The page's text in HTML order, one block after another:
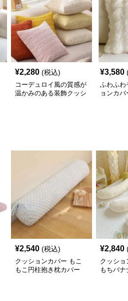
¥2,280 (税込)
コーデュロイ風の質感が
温かみのある装飾クッシ
¥3,580
ふわふわ
ョンカバ
¥2,540 (税込)
クッションカバー もこ
もこ円柱抱き枕カバー
¥2,840
クッショ
もちバ